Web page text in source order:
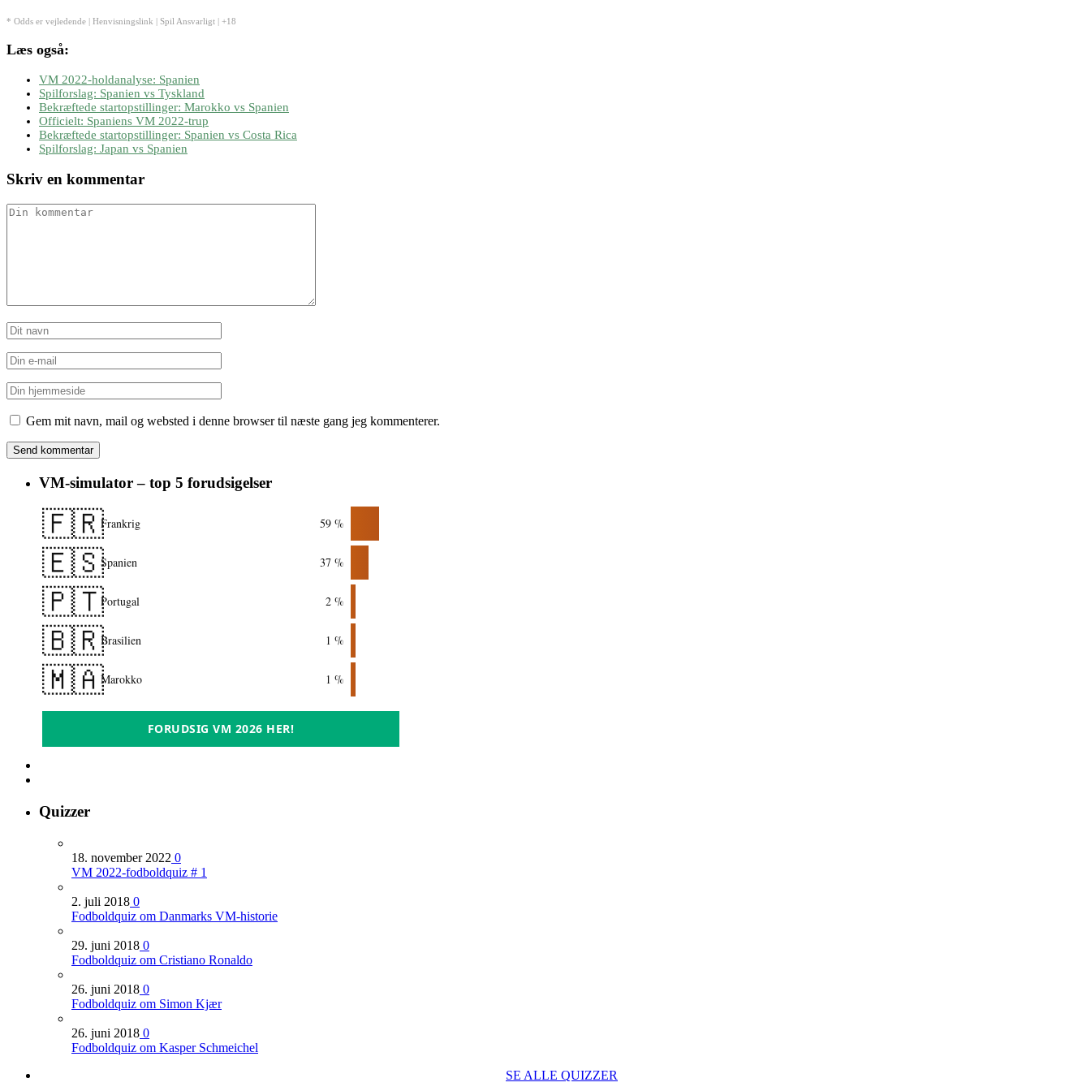
* Odds er vejledende | Henvisningslink | Spil Ansvarligt | +18
Læs også:
VM 2022-holdanalyse: Spanien
Spilforslag: Spanien vs Tyskland
Bekræftede startopstillinger: Marokko vs Spanien
Officielt: Spaniens VM 2022-trup
Bekræftede startopstillinger: Spanien vs Costa Rica
Spilforslag: Japan vs Spanien
Skriv en kommentar
Gem mit navn, mail og websted i denne browser til næste gang jeg kommenterer.
VM-simulator – top 5 forudsigelser
🇫🇷Frankrig 59 %
🇪🇸Spanien 37 %
🇵🇹Portugal 2 %
🇧🇷Brasilien 1 %
🇲🇦Marokko 1 %
FORUDSIG VM 2026 HER!
Quizzer
18. november 2022 0
VM 2022-fodboldquiz # 1
2. juli 2018 0
Fodboldquiz om Danmarks VM-historie
29. juni 2018 0
Fodboldquiz om Cristiano Ronaldo
26. juni 2018 0
Fodboldquiz om Simon Kjær
26. juni 2018 0
Fodboldquiz om Kasper Schmeichel
SE ALLE QUIZZER